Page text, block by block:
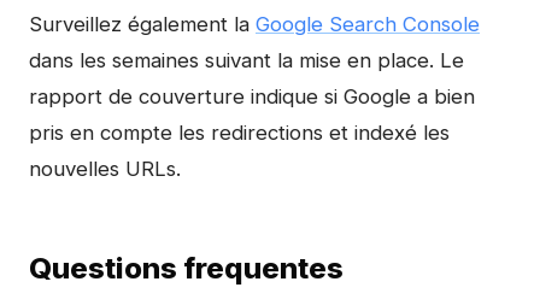
Surveillez également la Google Search Console
dans les semaines suivant la mise en place. Le
rapport de couverture indique si Google a bien
pris en compte les redirections et indexé les
nouvelles URLs.
Questions frequentes